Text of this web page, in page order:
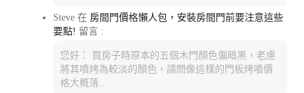
Steve 在 房間門價格懶人包，安裝房間門前要注意這些
要點! 留言 :
您好： 買房子時原本的五個木門顏色偏暗黑，老慮
將其噴烤為較淡的顏色，請問像這樣的門板烤噴價
格大概落…